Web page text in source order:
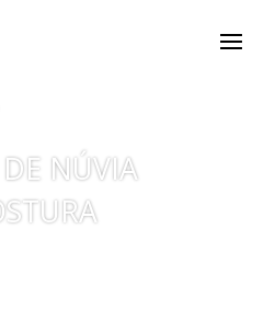
NÚVIA